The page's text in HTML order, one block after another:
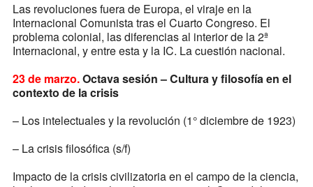
Las revoluciones fuera de Europa, el viraje en la
Internacional Comunista tras el Cuarto Congreso. El
problema colonial, las diferencias al interior de la 2ª
Internacional, y entre esta y la IC. La cuestión nacional.
23 de marzo.Octava sesión –Cultura y filosofía en el
contexto de la crisis
– Los intelectuales y la revolución (1° diciembre de 1923)
– La crisis filosófica (s/f)
Impacto de la crisis civilizatoria en el campo de la ciencia,